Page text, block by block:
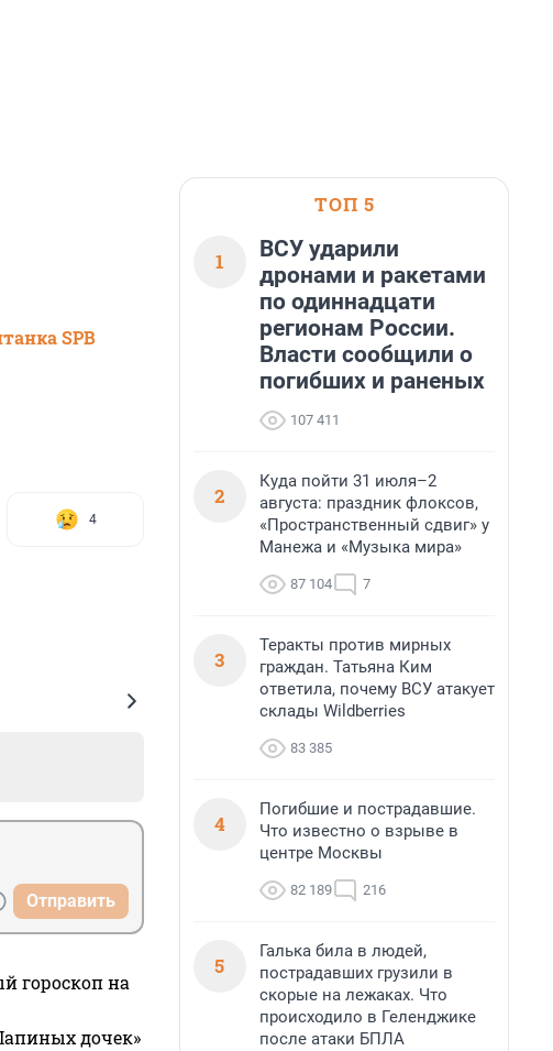
SPB
4
Отправить
гороскоп на
дочек»
ТОП 5
1
ВСУ ударили
дронами и ракетами
по одиннадцати
регионам России.
Власти сообщили о
погибших и раненых
107 411
2
Куда пойти 31 июля–2
августа: праздник флоксов,
«Пространственный сдвиг» у
Манежа и «Музыка мира»
87 104 7
3
Теракты против мирных
граждан. Татьяна Ким
ответила, почему ВСУ атакует
склады Wildberries
83 385
4
Погибшие и пострадавшие.
Что известно о взрыве в
центре Москвы
82 189 216
5
Галька била в людей,
пострадавших грузили в
скорые на лежаках. Что
происходило в Геленджике
после атаки БПЛА